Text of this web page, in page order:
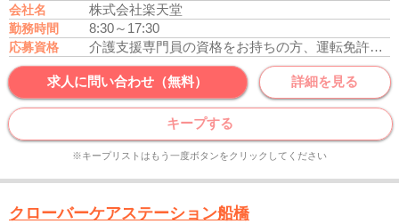
会社名 株式会社楽天堂
勤務時間 8:30～17:30
応募資格 介護支援専門員の資格をお持ちの方、運転免許あれば尚可
求人に問い合わせ（無料） 詳細を見る
キープする
※キープリストはもう一度ボタンをクリックしてください
クローバーケアステーション船橋